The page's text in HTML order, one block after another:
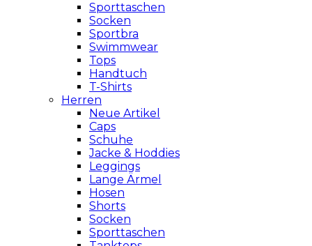
Sporttaschen
Socken
Sportbra
Swimmwear
Tops
Handtuch
T-Shirts
Herren
Neue Artikel
Caps
Schuhe
Jacke & Hoddies
Leggings
Lange Ärmel
Hosen
Shorts
Socken
Sporttaschen